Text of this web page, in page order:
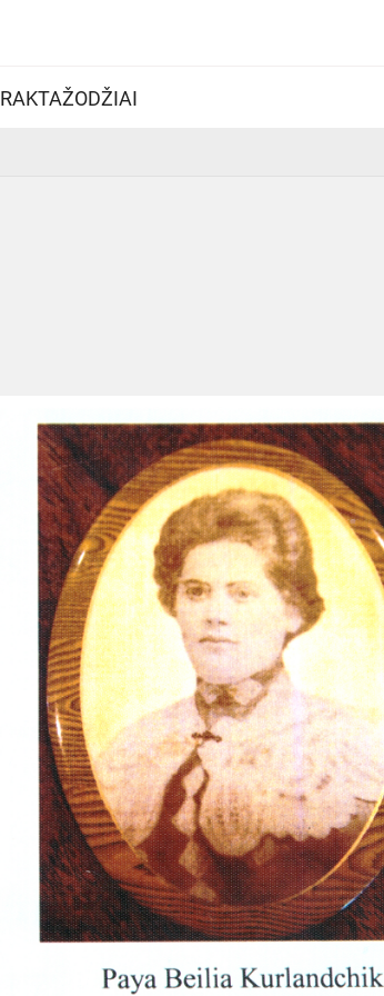
RAKTAŽODŽIAI